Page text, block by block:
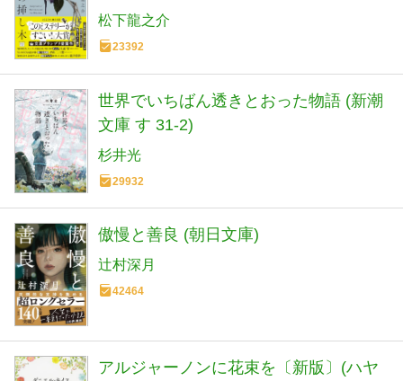
松下龍之介
23392
世界でいちばん透きとおった物語 (新潮
文庫 す 31-2)
杉井光
29932
傲慢と善良 (朝日文庫)
辻村深月
42464
アルジャーノンに花束を〔新版〕(ハヤ